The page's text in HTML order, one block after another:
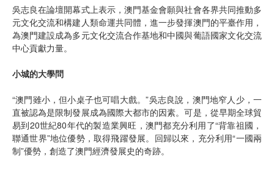
吳志良在論壇開幕式上表示，澳門基金會願與社會各界共同推動多
元文化交流和構建人類命運共同體，進一步發揮澳門的平臺作用，
為澳門建設成為多元文化交流合作基地和中國與葡語國家文化交流
中心貢獻力量。
小城的大學問
“澳門雖小，但小桌子也可唱大戲。”吳志良說，澳門地窄人少，一
直被認為是限制發展成為國際大都市的因素。可是，從早期全球貿
易到20世紀80年代的製造業興旺，澳門都充分利用了“背靠祖國，
聯通世界”地位優勢，取得飛躍發展。回歸以來，充分利用“一國兩
制”優勢，創造了澳門經濟發展史的奇跡。